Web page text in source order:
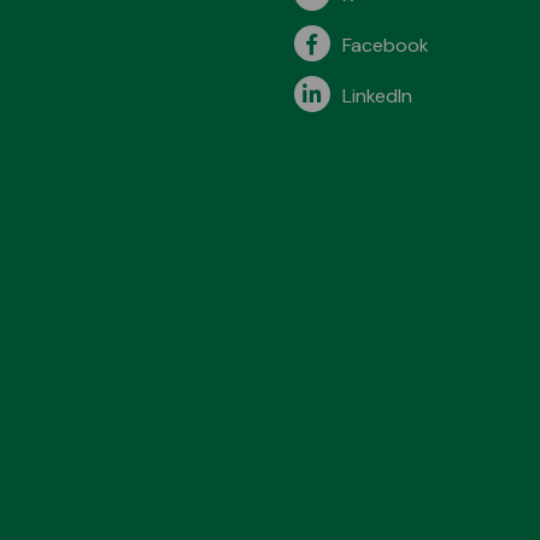
Facebook
LinkedIn